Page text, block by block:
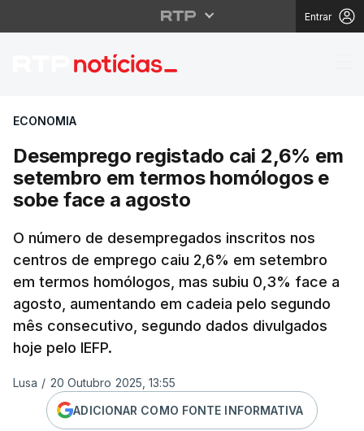
Entrar
Desemprego
ECONOMIA
Desemprego registado cai 2,6% em
setembro em termos homólogos e
sobe face a agosto
O número de desempregados inscritos nos
centros de emprego caiu 2,6% em setembro
em termos homólogos, mas subiu 0,3% face a
agosto, aumentando em cadeia pelo segundo
mês consecutivo, segundo dados divulgados
hoje pelo IEFP.
Lusa / 20 Outubro 2025, 13:55
ADICIONAR COMO FONTE INFORMATIVA